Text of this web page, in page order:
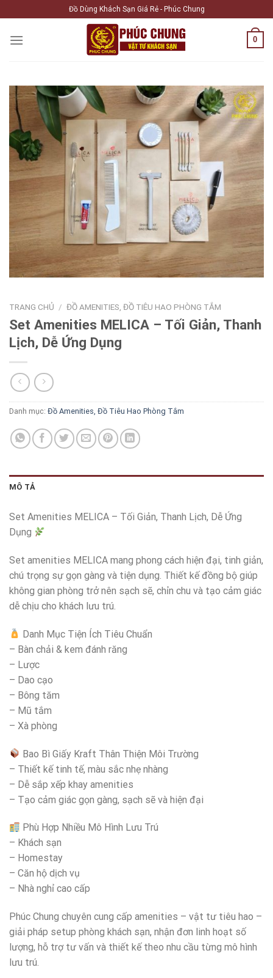
to
content
Đồ Dùng Khách Sạn Giá Rẻ - Phúc Chung
0
TRANG CHỦ / ĐỒ AMENITIES, ĐỒ TIÊU HAO PHÒNG TẮM
Set Amenities MELICA – Tối Giản, Thanh
Lịch, Dễ Ứng Dụng
Danh mục: Đồ Amenities, Đồ Tiêu Hao Phòng Tắm
MÔ TẢ
Set Amenities MELICA – Tối Giản, Thanh Lịch, Dễ Ứng
Dụng
Set amenities MELICA mang phong cách hiện đại, tinh giản,
chú trọng sự gọn gàng và tiện dụng. Thiết kế đồng bộ giúp
không gian phòng trở nên sạch sẽ, chỉn chu và tạo cảm giác
dễ chịu cho khách lưu trú.
Danh Mục Tiện Ích Tiêu Chuẩn
– Bàn chải & kem đánh răng
– Lược
– Dao cạo
– Bông tăm
– Mũ tắm
– Xà phòng
Bao Bì Giấy Kraft Thân Thiện Môi Trường
– Thiết kế tinh tế, màu sắc nhẹ nhàng
– Dễ sắp xếp khay amenities
– Tạo cảm giác gọn gàng, sạch sẽ và hiện đại
Phù Hợp Nhiều Mô Hình Lưu Trú
– Khách sạn
– Homestay
– Căn hộ dịch vụ
– Nhà nghỉ cao cấp
Phúc Chung chuyên cung cấp amenities – vật tư tiêu hao –
giải pháp setup phòng khách sạn, nhận đơn linh hoạt số
lượng, hỗ trợ tư vấn và thiết kế theo nhu cầu từng mô hình
lưu trú.